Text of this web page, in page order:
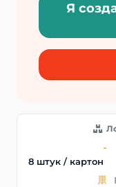
Я
8 штук / картон